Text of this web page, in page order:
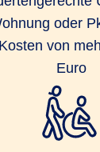
oder
von
Euro